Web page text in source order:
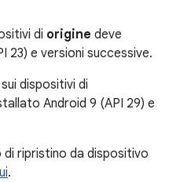
di origine deve
23) e versioni successive.
dispositivi di
Android 9 (API 29) e
ripristino da dispositivo
.